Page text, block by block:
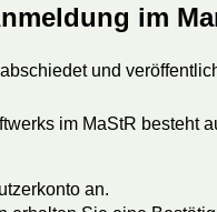
im
und
im MaStR besteht
an.